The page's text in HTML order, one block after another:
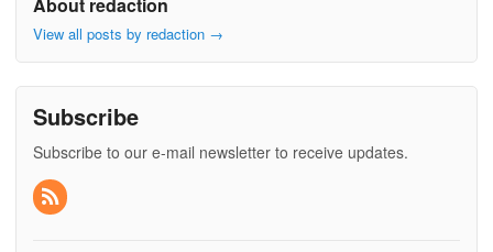
View all posts by redaction →
Subscribe
Subscribe to our e-mail newsletter to receive updates.